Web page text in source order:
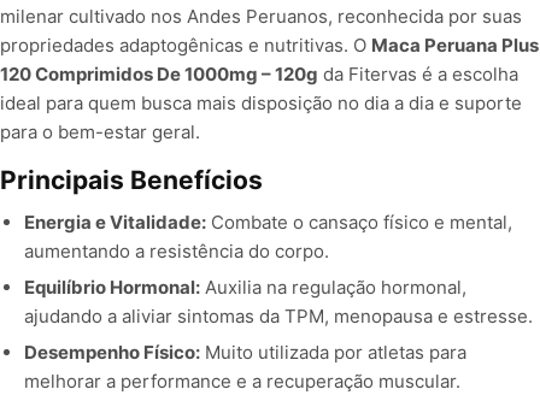
milenar cultivado nos Andes Peruanos, reconhecida por suas
propriedades adaptogênicas e nutritivas. O Maca Peruana Plus
120 Comprimidos De 1000mg – 120g da Fitervas é a escolha
ideal para quem busca mais disposição no dia a dia e suporte
para o bem-estar geral.
Principais Benefícios
Energia e Vitalidade: Combate o cansaço físico e mental,
aumentando a resistência do corpo.
Equilíbrio Hormonal: Auxilia na regulação hormonal,
ajudando a aliviar sintomas da TPM, menopausa e estresse.
Desempenho Físico: Muito utilizada por atletas para
melhorar a performance e a recuperação muscular.